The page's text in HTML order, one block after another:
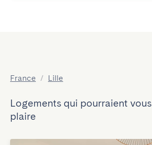
France / Lille
Logements qui pourraient vous
plaire